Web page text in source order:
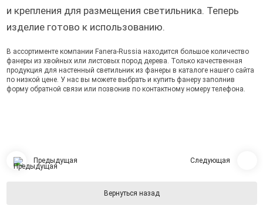
и крепления для размещения светильника. Теперь
изделие готово к использованию.
В ассортименте компании Fanera-Russia находится большое количество
фанеры из хвойных или листовых пород дерева. Только качественная
продукция для настенный светильник из фанеры в каталоге нашего сайта
по низкой цене. У нас вы можете выбрать и купить фанеру заполнив
форму обратной связи или позвонив по контактному номеру телефона.
Предыдущая Следующая
Вернуться назад